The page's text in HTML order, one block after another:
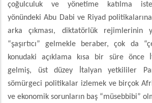
çoğulculuk ve yönetime katılma
yönündeki Abu Dabi ve Riyad
arka çıkması, diktatörlük rejimlerinin
“şaşırtıcı” gelmekle beraber, çok da
konudaki açıklama kısa bir süre önce
gelmiş, üst düzey İtalyan yetkililer
sömürgeci politikalar izlemek ve birçok
ve ekonomik sorunların baş “müsebbibi”